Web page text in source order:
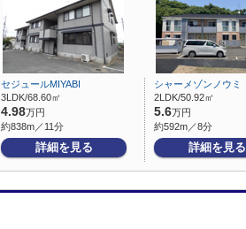
セジュールMIYABI
3LDK/68.60㎡
4.98万円
約838m／11分
詳細を見る
シャーメゾンノウミ
2LDK/50.92㎡
5.6万円
約592m／8分
詳細を見る